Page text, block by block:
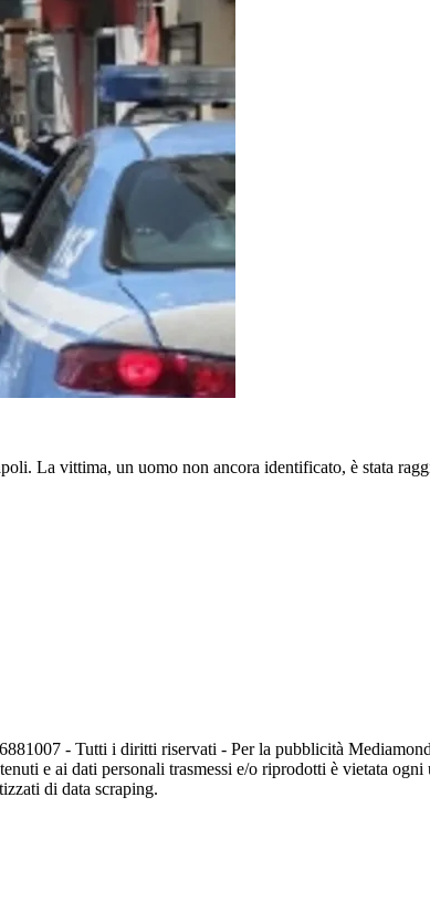
La vittima, un uomo non ancora identificato, è stata
- Tutti i diritti riservati - Per la pubblicità
e ai dati personali trasmessi e/o riprodotti è vietata
di data scraping.